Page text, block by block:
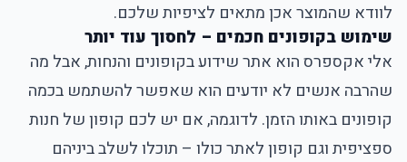
לוודא שהמוצר אכן מתאים לציפיות שלכם.
שימוש בקופונים חכמים – לחסוך עוד יותר
אלי אקספרס הוא אתר שידוע בקופונים והנחות, אבל מה
שהרבה אנשים לא יודעים הוא שאפשר להשתמש בכמה
קופונים באותו הזמן. לדוגמה, אם יש לכם קופון של חנות
ספציפית וגם קופון לאתר כולו – תוכלו לשלב ביניהם